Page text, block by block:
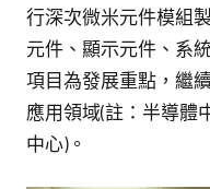
行深次微米元件模組
元件、顯示元件、系
項目為發展重點，繼
應用領域(註：半導體
中心)。